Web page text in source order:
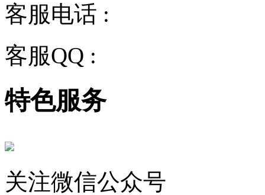
客服电话 :
客服QQ :
特色服务
关注微信公众号